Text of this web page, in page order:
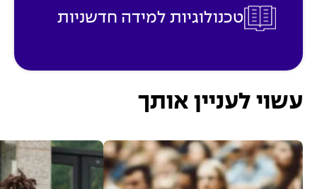
טכנולוגיות למידה חדשניות
עשוי לעניין אותך